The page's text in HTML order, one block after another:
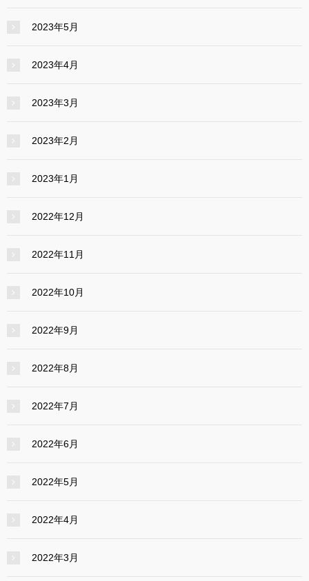
2023年5月
2023年4月
2023年3月
2023年2月
2023年1月
2022年12月
2022年11月
2022年10月
2022年9月
2022年8月
2022年7月
2022年6月
2022年5月
2022年4月
2022年3月